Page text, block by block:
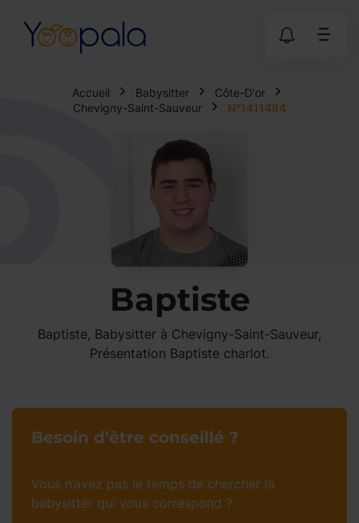
Accueil Babysitter
Côte-D'or
Chevigny-Saint-Sauveur
N°1411484
Baptiste
Baptiste, Babysitter à Chevigny-Saint-Sauveur,
Présentation Baptiste charlot.
Besoin d’être conseillé ?
Vous n’avez pas le temps de chercher la
babysitter qui vous correspond ?